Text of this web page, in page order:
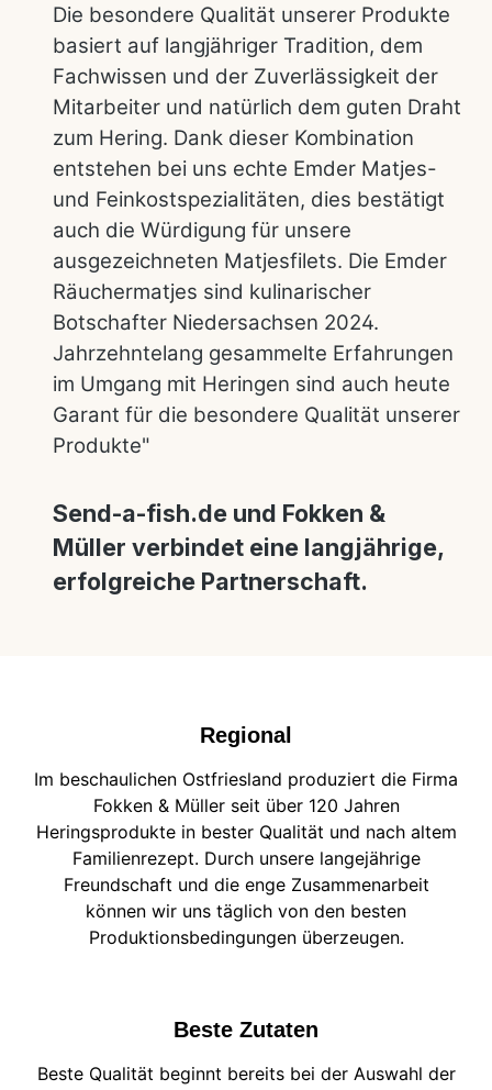
Die besondere Qualität unserer Produkte
basiert auf langjähriger Tradition, dem
Fachwissen und der Zuverlässigkeit der
Mitarbeiter und natürlich dem guten Draht
zum Hering. Dank dieser Kombination
entstehen bei uns echte Emder Matjes-
und Feinkostspezialitäten, dies bestätigt
auch die Würdigung für unsere
ausgezeichneten Matjesfilets. Die Emder
Räuchermatjes sind kulinarischer
Botschafter Niedersachsen 2024.
Jahrzehntelang gesammelte Erfahrungen
im Umgang mit Heringen sind auch heute
Garant für die besondere Qualität unserer
Produkte"
Send-a-fish.de und Fokken &
Müller verbindet eine langjährige,
erfolgreiche Partnerschaft.
Regional
Im beschaulichen Ostfriesland produziert die Firma
Fokken & Müller seit über 120 Jahren
Heringsprodukte in bester Qualität und nach altem
Familienrezept. Durch unsere langejährige
Freundschaft und die enge Zusammenarbeit
können wir uns täglich von den besten
Produktionsbedingungen überzeugen.
Beste Zutaten
Beste Qualität beginnt bereits bei der Auswahl der